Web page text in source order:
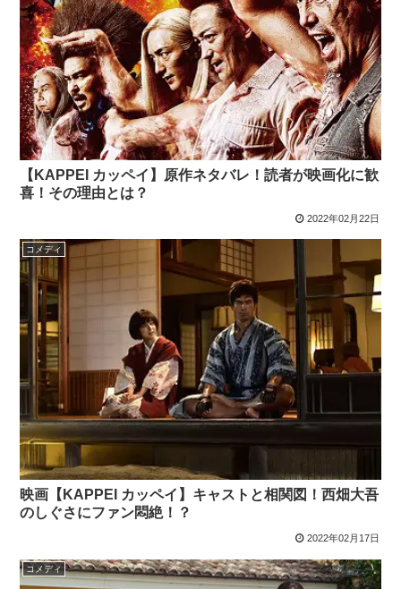
【KAPPEI カッペイ】原作ネタバレ！読者が映画化に歓
喜！その理由とは？
2022年02月22日
コメディ
映画【KAPPEI カッペイ】キャストと相関図！西畑大吾
のしぐさにファン悶絶！？
2022年02月17日
コメディ